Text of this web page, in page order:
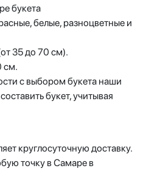
букета
белые, разноцветные и
35 до 70 см).
см.
с выбором букета наши
букет, учитывая
круглосуточную доставку.
точку в Самаре в